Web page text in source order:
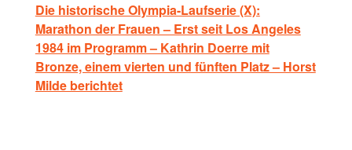
Die historische Olympia-Laufserie (X):
Marathon der Frauen – Erst seit Los Angeles
1984 im Programm – Kathrin Doerre mit
Bronze, einem vierten und fünften Platz – Horst
Milde berichtet